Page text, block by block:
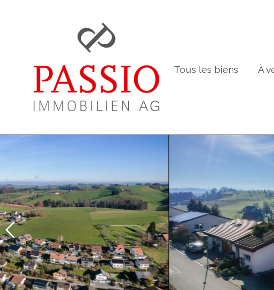
Tous les biens À